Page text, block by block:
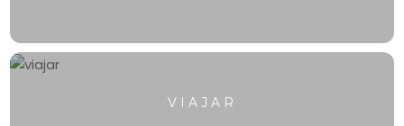
VIAJAR